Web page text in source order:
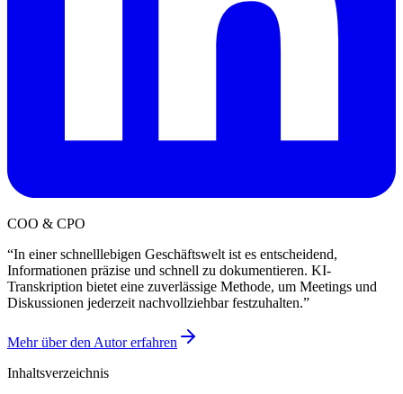
COO & CPO
“In einer schnelllebigen Geschäftswelt ist es entscheidend,
Informationen präzise und schnell zu dokumentieren. KI-
Transkription bietet eine zuverlässige Methode, um Meetings und
Diskussionen jederzeit nachvollziehbar festzuhalten.”
Mehr über den Autor erfahren
Inhaltsverzeichnis